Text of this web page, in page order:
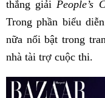
thắng giải People’s
Trong phần biểu
nữa nổi bật trong
nhà tài trợ cuộc thi.